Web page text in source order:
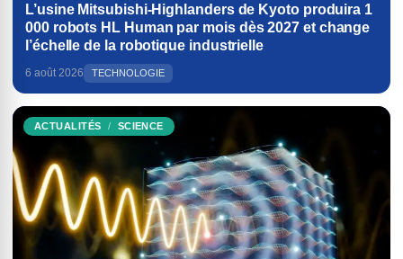
L’usine Mitsubishi-Highlanders de Kyoto produira 1
000 robots HL Human par mois dès 2027 et change
l’échelle de la robotique industrielle
6 août 2026 TECHNOLOGIE
ACTUALITÉS SCIENCE